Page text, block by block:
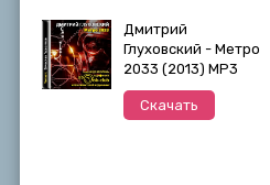
Дмитрий
Глуховский - Метро
2033 (2013) MP3
Скачать